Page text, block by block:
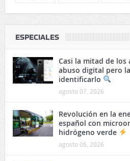
ESPECIALES
Casi la mitad de
abuso digital pero
identificarlo
agosto 07, 2026
Revolución en la
español con
hidrógeno verde
agosto 06, 2026